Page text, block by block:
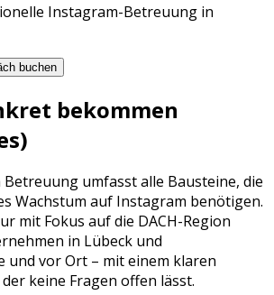
Instagram-Betreuung in
buchen
bekommen
Betreuung umfasst alle Bausteine, die
Wachstum auf Instagram benötigen.
mit Fokus auf die DACH-Region
in Lübeck und
und vor Ort – mit einem klaren
keine Fragen offen lässt.